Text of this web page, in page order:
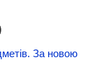
За новою